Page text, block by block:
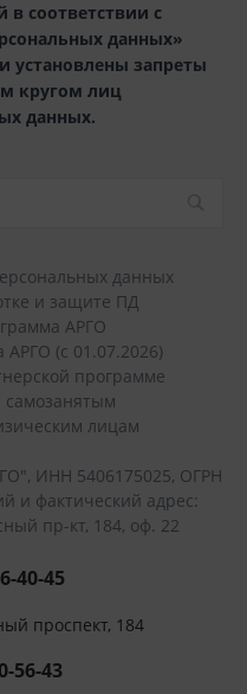
соответствии с
данных»
установлены запреты
кругом лиц
данных.
данных
и защите ПД
АРГО
(с 01.07.2026)
программе
лицам
ИНН 5406175025, ОГРН
и фактический адрес:
пр-кт, 184, оф. 22
40-45
проспект, 184
56-43